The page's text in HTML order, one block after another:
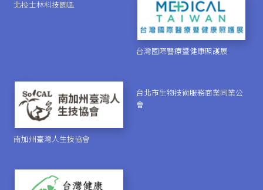
北投士林科技園區
台灣國際醫療暨健康照護展
南加州臺灣人生技協會
台北市生物技術服務商業同業公
會